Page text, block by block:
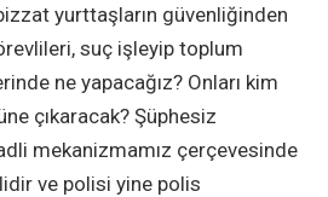
yurttaşların güvenliğinden
suç işleyip toplum
ne yapacağız? Onları kim
çıkaracak? Şüphesiz
mekanizmamız çerçevesinde
ve polisi yine polis